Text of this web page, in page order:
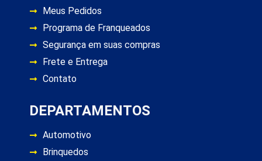
Meus Pedidos
Programa de Franqueados
Segurança em suas compras
Frete e Entrega
Contato
DEPARTAMENTOS
Automotivo
Brinquedos